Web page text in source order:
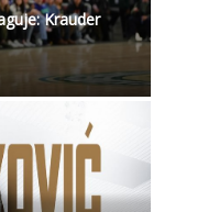
Krauder